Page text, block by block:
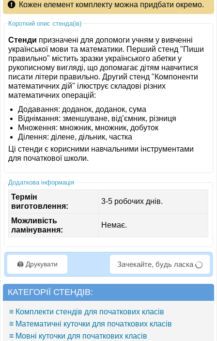
Кожен елемент комплекту можна придбати окремо.
Короткий опис стенда(ів)
Стенди призначені для допомоги учням у вивченні
української мови та математики. Перший стенд "Пиши
правильно" містить зразки українського абетки у
рукописному вигляді, що допомагає дітям навчитися
писати літери правильно. Другий стенд "Компоненти
математичних дій" ілюструє складові різних
математичних операцій:
Додавання: доданок, доданок, сума
Віднімання: зменшуване, від’ємник, різниця
Множення: множник, множник, добуток
Ділення: ділене, дільник, частка
Ці стенди є корисними навчальними інструментами
для початкової школи.
Додаткова інформація
Термін
виготовлення:
3-5 робочих днів.
Можливість
ламінування:
Немає.
🖨️ Друкувати Зачекайте, будь ласка
КАТЕГОРІЇ СТЕНДІВ:
≡ Комплекти стендів для початкових класів
≡ Математичні куточки для початкових класів
≡ Мовні куточки для початкових класів